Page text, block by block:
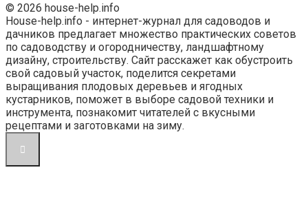
© 2026 house-help.info
House-help.info - интернет-журнал для садоводов и
дачников предлагает множество практических советов
по садоводству и огородничеству, ландшафтному
дизайну, строительству. Сайт расскажет как обустроить
свой садовый участок, поделится секретами
выращивания плодовых деревьев и ягодных
кустарников, поможет в выборе садовой техники и
инструмента, познакомит читателей с вкусными
рецептами и заготовками на зиму.